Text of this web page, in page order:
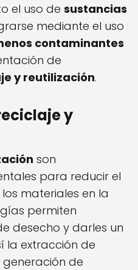
el uso de sustancias
mediante el uso
contaminantes
de
y reutilización.
y
son
para reducir el
materiales en la
permiten
desecho y darles un
la extracción de
de